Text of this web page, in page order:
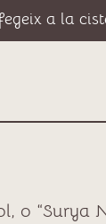
a la
o “Surya